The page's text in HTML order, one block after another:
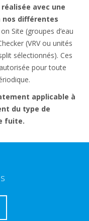
avec une
nos différentes
Site (groupes d’eau
(VRV ou unités
sélectionnés). Ces
pour toute
applicable à
du type de
fuite.